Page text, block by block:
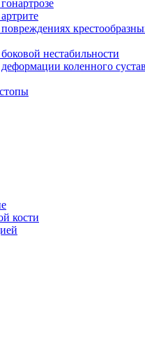
нестабильности
коленного
кости